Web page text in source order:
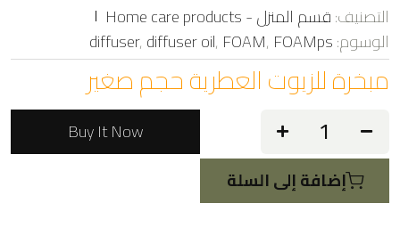
ا
ت
ق
ي
التصنيف:قسم المنزل - Home care products
الوسوم:
diffuser, diffuser oil, FOAM, FOAMps
مبخرة للزيوت العطرية حجم صغير
إضافة إلى السلة
Buy It Now